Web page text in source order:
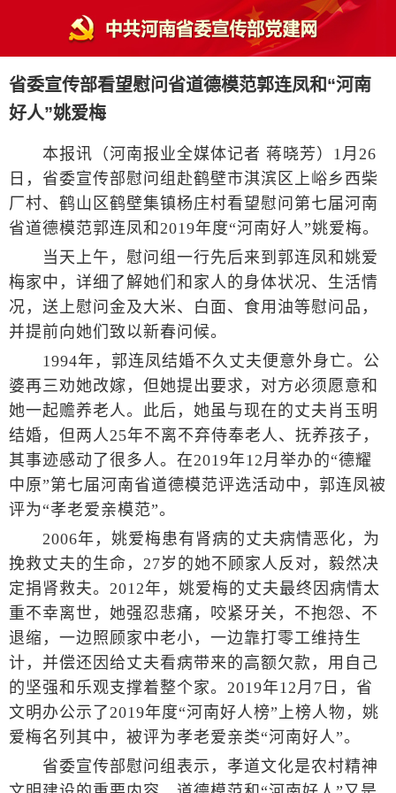
省委宣传部看望慰问省道德模范郭连凤和“河南
好人”姚爱梅
本报讯（河南报业全媒体记者 蒋晓芳）1月26
日，省委宣传部慰问组赴鹤壁市淇滨区上峪乡西柴
厂村、鹤山区鹤壁集镇杨庄村看望慰问第七届河南
省道德模范郭连凤和2019年度“河南好人”姚爱梅。
当天上午，慰问组一行先后来到郭连凤和姚爱
梅家中，详细了解她们和家人的身体状况、生活情
况，送上慰问金及大米、白面、食用油等慰问品，
并提前向她们致以新春问候。
1994年，郭连凤结婚不久丈夫便意外身亡。公
婆再三劝她改嫁，但她提出要求，对方必须愿意和
她一起赡养老人。此后，她虽与现在的丈夫肖玉明
结婚，但两人25年不离不弃侍奉老人、抚养孩子，
其事迹感动了很多人。在2019年12月举办的“德耀
中原”第七届河南省道德模范评选活动中，郭连凤被
评为“孝老爱亲模范”。
2006年，姚爱梅患有肾病的丈夫病情恶化，为
挽救丈夫的生命，27岁的她不顾家人反对，毅然决
定捐肾救夫。2012年，姚爱梅的丈夫最终因病情太
重不幸离世，她强忍悲痛，咬紧牙关，不抱怨、不
退缩，一边照顾家中老小，一边靠打零工维持生
计，并偿还因给丈夫看病带来的高额欠款，用自己
的坚强和乐观支撑着整个家。2019年12月7日，省
文明办公示了2019年度“河南好人榜”上榜人物，姚
爱梅名列其中，被评为孝老爱亲类“河南好人”。
省委宣传部慰问组表示，孝道文化是农村精神